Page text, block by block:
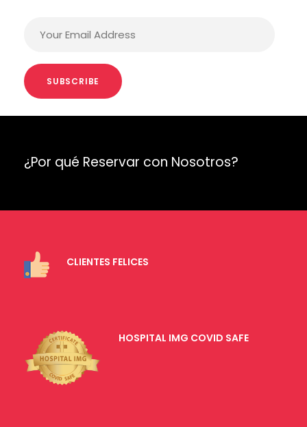
¿Por qué Reservar con Nosotros?
CLIENTES FELICES
HOSPITAL IMG COVID SAFE